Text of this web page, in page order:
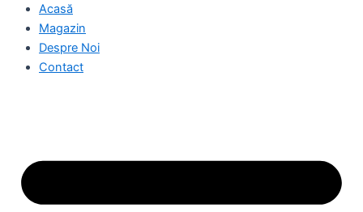
Acasă
Magazin
Despre Noi
Contact